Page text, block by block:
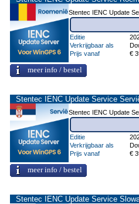
Stentec IENC Update
Editie
Verkrijgbaar als
Prijs vanaf
€
meer info / bestel
Stentec IENC Update Service
Stentec IENC Update
Editie
Verkrijgbaar als
Prijs vanaf
€
meer info / bestel
Stentec IENC Update Service